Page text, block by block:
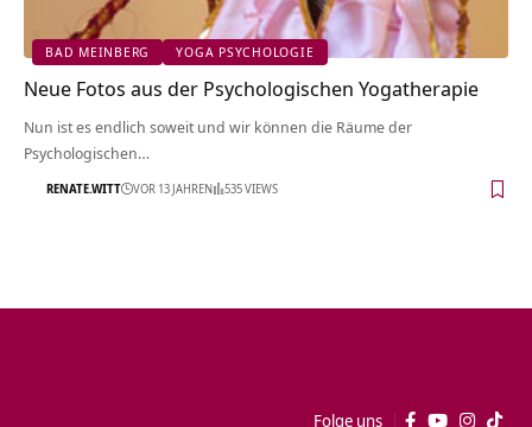
BAD MEINBERG YOGA PSYCHOLOGIE
Neue Fotos aus der Psychologischen Yogatherapie
Nun ist es endlich soweit und wir können die Räume der
Psychologischen…
RENATE.WITT VOR 13 JAHREN 535 VIEWS
Folge uns